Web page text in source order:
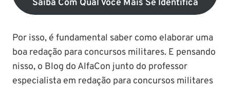
Saiba Com Qual Você Mais Se Identifica
Por isso, é fundamental saber como elaborar uma
boa redação para concursos militares. E pensando
nisso, o Blog do AlfaCon junto do professor
especialista em redação para concursos militares